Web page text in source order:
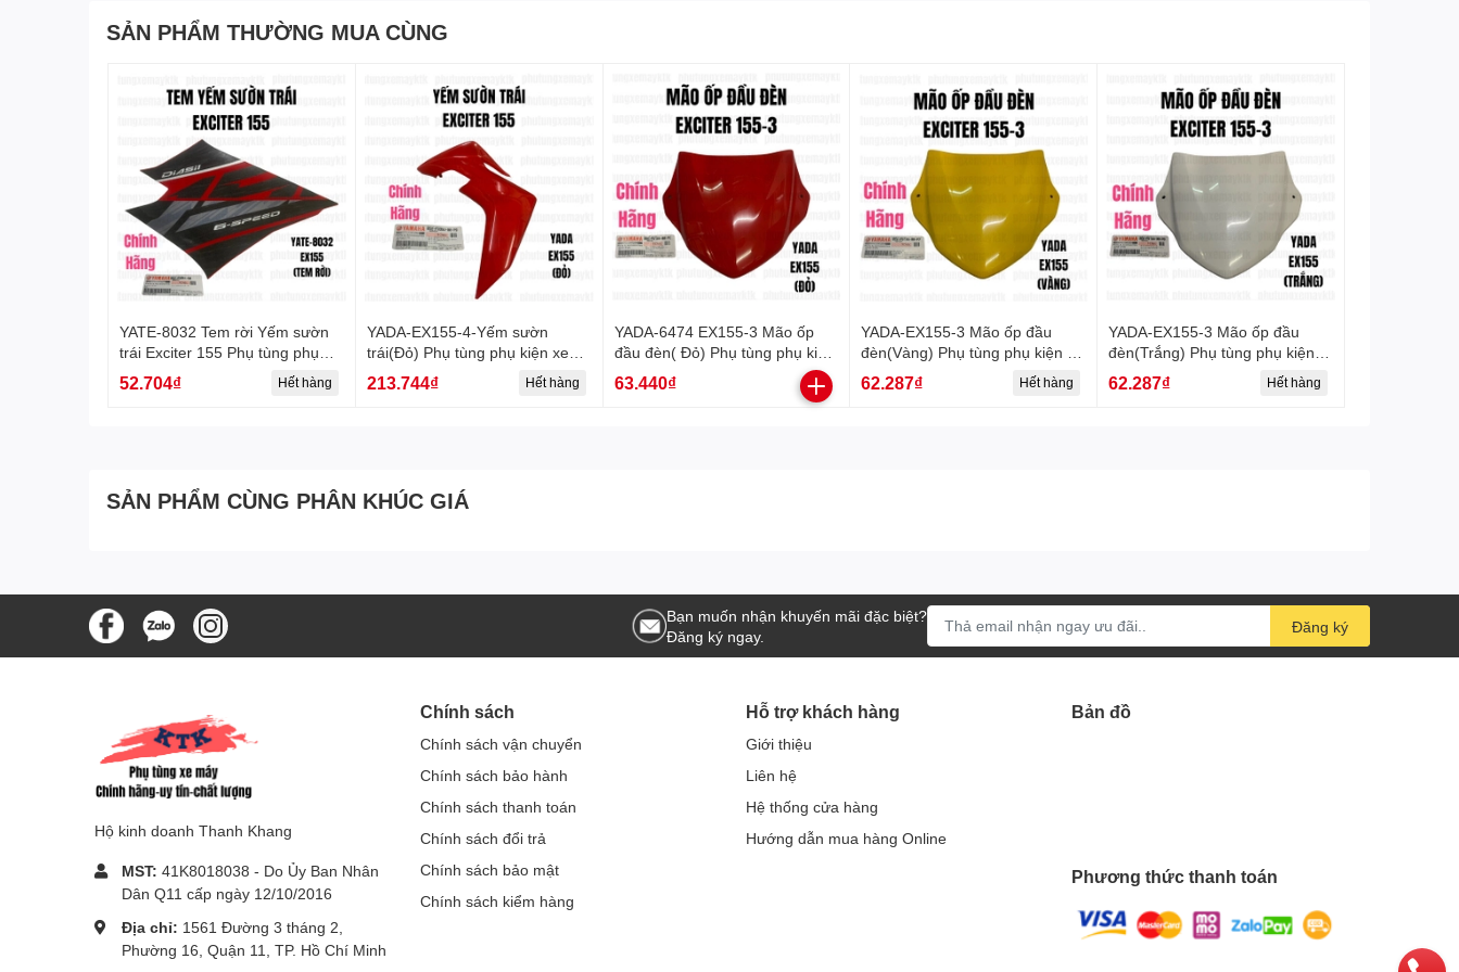
SẢN PHẨM THƯỜNG MUA CÙNG
YATE-8032 Tem rời Yếm sườn
trái Exciter 155 Phụ tùng phụ
kiện xe máy-[Yamaha]
52.704₫ Hết hàng
YADA-EX155-4-Yếm sườn
trái(Đỏ) Phụ tùng phụ kiện xe
máy-[Yamaha]
213.744₫ Hết hàng
YADA-6474 EX155-3 Mão ốp
đầu đèn( Đỏ) Phụ tùng phụ kiện
xe máy-[Yamaha]
63.440₫
YADA-EX155-3 Mão ốp đầu
đèn(Vàng) Phụ tùng phụ kiện xe
máy-[Yamaha]
62.287₫ Hết hàng
YADA-EX155-3 Mão ốp đầu
đèn(Trắng) Phụ tùng phụ kiện
xe máy-[Yamaha]
62.287₫ Hết hàng
SẢN PHẨM CÙNG PHÂN KHÚC GIÁ
Bạn muốn nhận khuyến mãi đặc biệt?
Đăng ký ngay.
Đăng ký
Hộ kinh doanh Thanh Khang
MST: 41K8018038 - Do Ủy Ban Nhân
Dân Q11 cấp ngày 12/10/2016
Địa chỉ: 1561 Đường 3 tháng 2,
Phường 16, Quận 11, TP. Hồ Chí Minh
Chính sách
Chính sách vận chuyển
Chính sách bảo hành
Chính sách thanh toán
Chính sách đổi trả
Chính sách bảo mật
Chính sách kiểm hàng
Hỗ trợ khách hàng
Giới thiệu
Liên hệ
Hệ thống cửa hàng
Hướng dẫn mua hàng Online
Bản đồ
Phương thức thanh toán